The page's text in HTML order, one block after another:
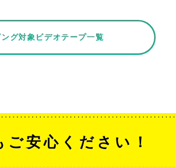
ング対象ビデオテープ一覧
ご安心ください！